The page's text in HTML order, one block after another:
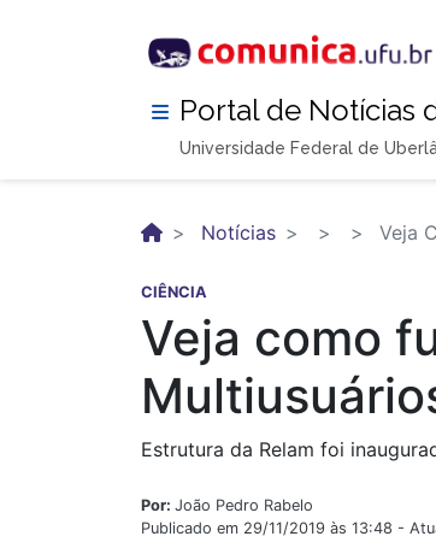
Portal de Notícias
Universidade Federal de
Notícias Veja
CIÊNCIA
Veja como
Estrutura da Relam foi
Por: João Pedro Rabelo
Publicado em 29/11/2019 às 13:48 -